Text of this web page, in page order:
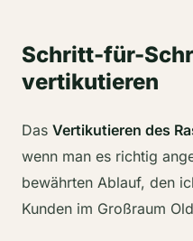
Schritt-für-
vertikutieren
Das Vertikutieren des
wenn man es richtig
bewährten Ablauf, den
Kunden im Großraum